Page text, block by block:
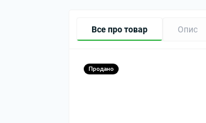
Все про товар Опис
Продано